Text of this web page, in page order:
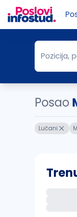
Pozicija,
Pozicija,
Posao
Lučani